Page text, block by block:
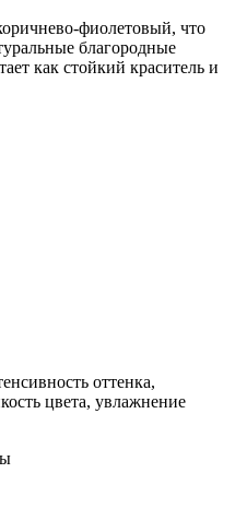
фиолетовый, что
благородные
как стойкий краситель и
оттенка,
цвета, увлажнение